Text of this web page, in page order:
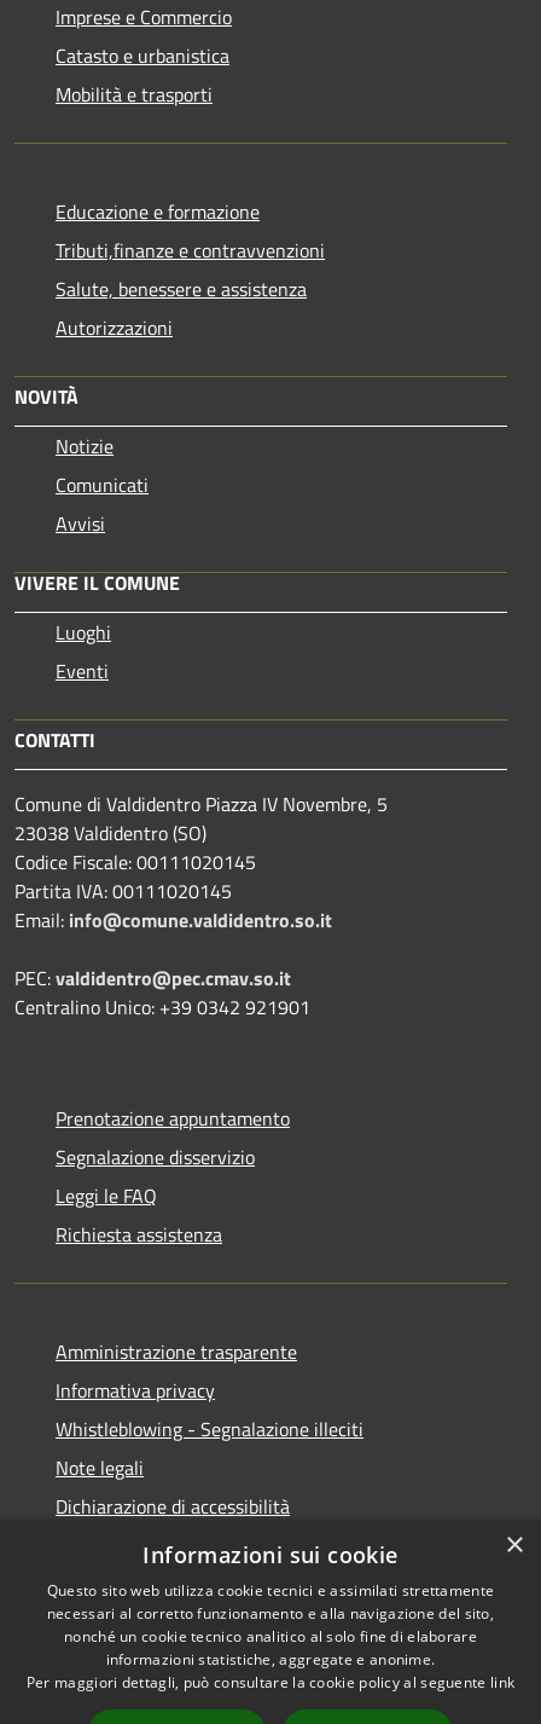
Imprese e Commercio
Catasto e urbanistica
Mobilità e trasporti
Educazione e formazione
Tributi,finanze e contravvenzioni
Salute, benessere e assistenza
Autorizzazioni
NOVITÀ
Notizie
Comunicati
Avvisi
VIVERE IL COMUNE
Luoghi
Eventi
CONTATTI
Comune di Valdidentro Piazza IV Novembre, 5
23038 Valdidentro (SO)
Codice Fiscale: 00111020145
Partita IVA: 00111020145
Email: info@comune.valdidentro.so.it
PEC:valdidentro@pec.cmav.so.it
Centralino Unico: +39 0342 921901
Prenotazione appuntamento
Segnalazione disservizio
Leggi le FAQ
Richiesta assistenza
Amministrazione trasparente
Informativa privacy
Whistleblowing - Segnalazione illeciti
Note legali
Dichiarazione di accessibilità
Segnalazione di inaccessibilità
Accessibilità
Copyright © 2026 • Comune di
Valdidentro • Powered by
×
Informazioni sui cookie
Questo sito web utilizza cookie tecnici e assimilati strettamente
necessari al corretto funzionamento e alla navigazione del sito,
nonché un cookie tecnico analitico al solo fine di elaborare
informazioni statistiche, aggregate e anonime.
Per maggiori dettagli, può consultare la cookie policy al seguente link